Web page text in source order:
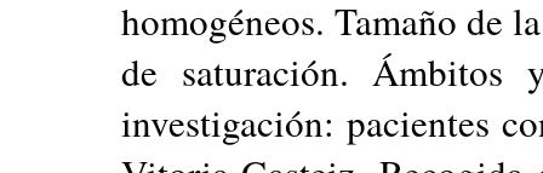
homogéneos. Tamaño de
de saturación. Ámbitos
investigación: pacientes